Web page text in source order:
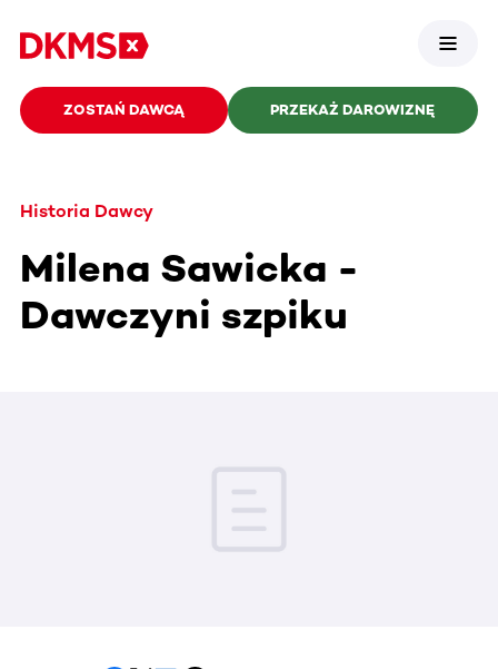
ZOSTAŃ DAWCĄ PRZEKAŻ DAROWIZNĘ
Historia Dawcy
Milena Sawicka -
Dawczyni szpiku